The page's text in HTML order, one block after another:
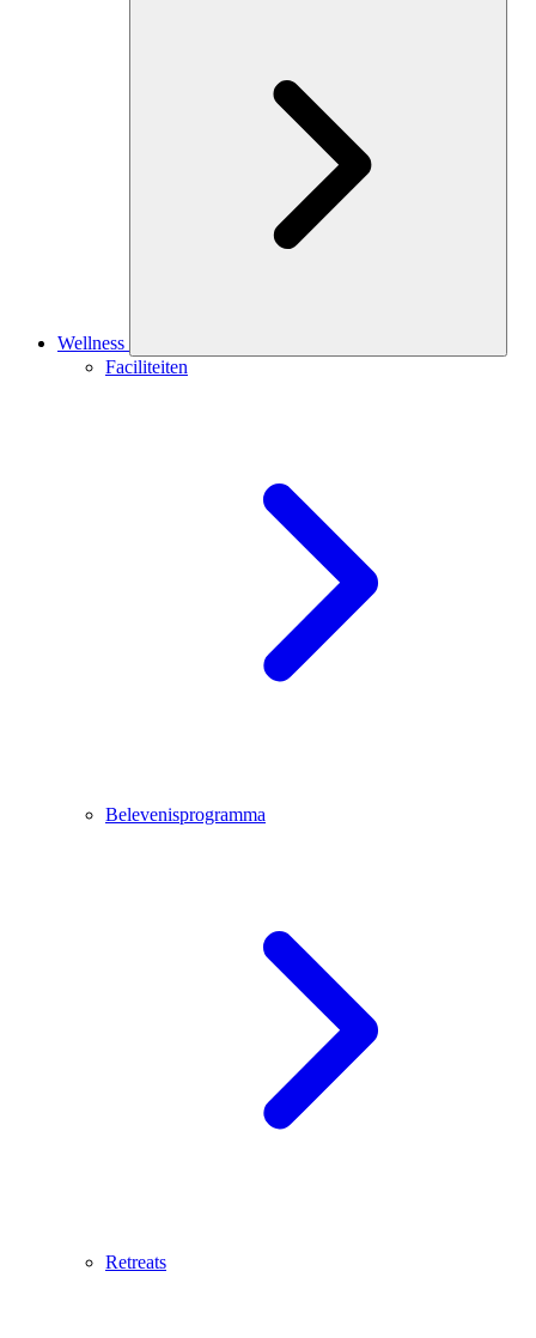
Wellness
Faciliteiten
Belevenisprogramma
Retreats